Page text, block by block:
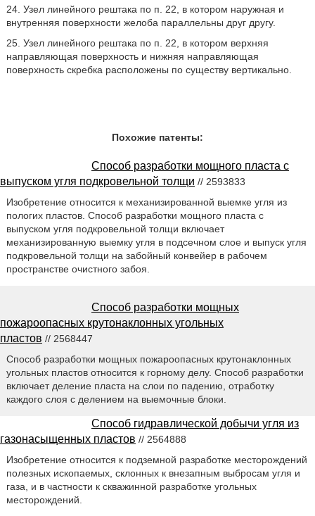
24. Узел линейного рештака по п. 22, в котором наружная и
внутренняя поверхности желоба параллельны друг другу.
25. Узел линейного рештака по п. 22, в котором верхняя
направляющая поверхность и нижняя направляющая
поверхность скребка расположены по существу вертикально.
Похожие патенты:
Способ разработки мощного пласта с
выпуском угля подкровельной толщи // 2593833
Изобретение относится к механизированной выемке угля из
пологих пластов. Способ разработки мощного пласта с
выпуском угля подкровельной толщи включает
механизированную выемку угля в подсечном слое и выпуск угля
подкровельной толщи на забойный конвейер в рабочем
пространстве очистного забоя.
Способ разработки мощных
пожароопасных крутонаклонных угольных
пластов // 2568447
Способ разработки мощных пожароопасных крутонаклонных
угольных пластов относится к горному делу. Способ разработки
включает деление пласта на слои по падению, отработку
каждого слоя с делением на выемочные блоки.
Способ гидравлической добычи угля из
газонасыщенных пластов // 2564888
Изобретение относится к подземной разработке месторождений
полезных ископаемых, склонных к внезапным выбросам угля и
газа, и в частности к скважинной разработке угольных
месторождений.